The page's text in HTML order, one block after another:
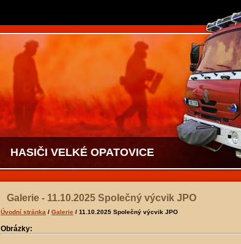
HASIČI VELKÉ OPATOVICE
Galerie - 11.10.2025 Společný výcvik JPO
Úvodní stránka / Galerie / 11.10.2025 Společný výcvik JPO
Obrázky: